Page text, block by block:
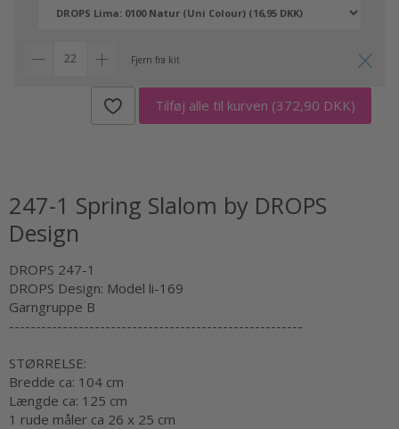
Fjern fra kit
Tilføj alle til kurven (372,90 DKK)
247-1 Spring Slalom by DROPS
Design
DROPS 247-1
DROPS Design: Model li-169
Garngruppe B
-------------------------------------------------------
STØRRELSE:
Bredde ca: 104 cm
Længde ca: 125 cm
1 rude måler ca 26 x 25 cm